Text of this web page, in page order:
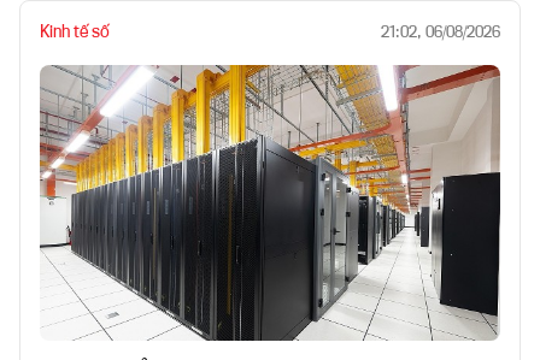
Kinh tế số 21:02, 06/08/2026